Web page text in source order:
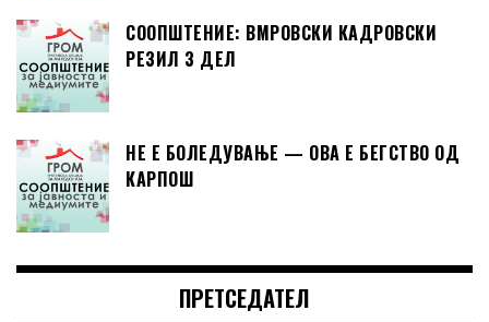
СООПШТЕНИЕ: ВМРОВСКИ КАДРОВСКИ
РЕЗИЛ 3 ДЕЛ
НЕ Е БОЛЕДУВАЊЕ — ОВА Е БЕГСТВО ОД
КАРПОШ
ПРЕТСЕДАТЕЛ